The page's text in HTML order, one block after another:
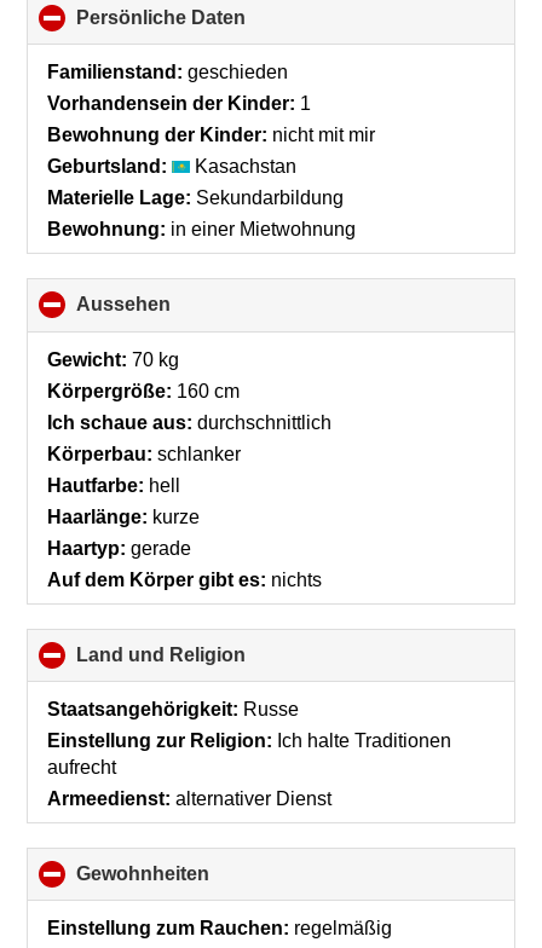
Persönliche Daten
to
collapse
Familienstand: geschieden
Vorhandensein der Kinder: 1
Bewohnung der Kinder: nicht mit mir
Geburtsland:
Kasachstan
Materielle Lage: Sekundarbildung
Bewohnung: in einer Mietwohnung
Aussehen
to
collapse
contents
Gewicht: 70 kg
Körpergröße: 160 cm
Ich schaue aus: durchschnittlich
Körperbau: schlanker
Hautfarbe: hell
Haarlänge: kurze
Haartyp: gerade
Auf dem Körper gibt es: nichts
Land und Religion
to
collapse
Staatsangehörigkeit: Russe
Einstellung zur Religion: Ich halte Traditionen
aufrecht
Armeedienst: alternativer Dienst
Gewohnheiten
to
collapse
Einstellung zum Rauchen: regelmäßig